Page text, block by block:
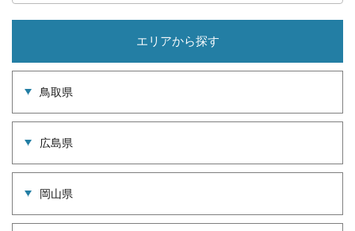
エリアから探す
鳥取県
広島県
岡山県